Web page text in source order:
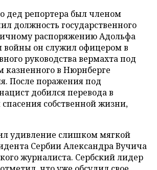
дед репортера был членом
должность государственного
распоряжению Адольфа
войны он служил офицером в
руководства вермахта под
казненного в Нюрнберге
После поражения под
добился перевода в
собственной жизни,
удивление слишком мягкой
Сербии Александра Вучича
журналиста. Сербский лидер